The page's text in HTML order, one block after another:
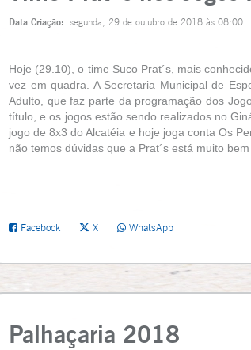
Data Criação: segunda, 29 de outubro de 2018 às 08:00
Hoje (29.10), o time Suco Prat´s, mais
vez em quadra. A Secretaria Municipal de
Adulto, que faz parte da programação dos
título, e os jogos estão sendo realizados no
jogo de 8x3 do Alcatéia e hoje joga conta Os
não temos dúvidas que a Prat´s está muito
Facebook X WhatsApp
Palhaçaria 2018